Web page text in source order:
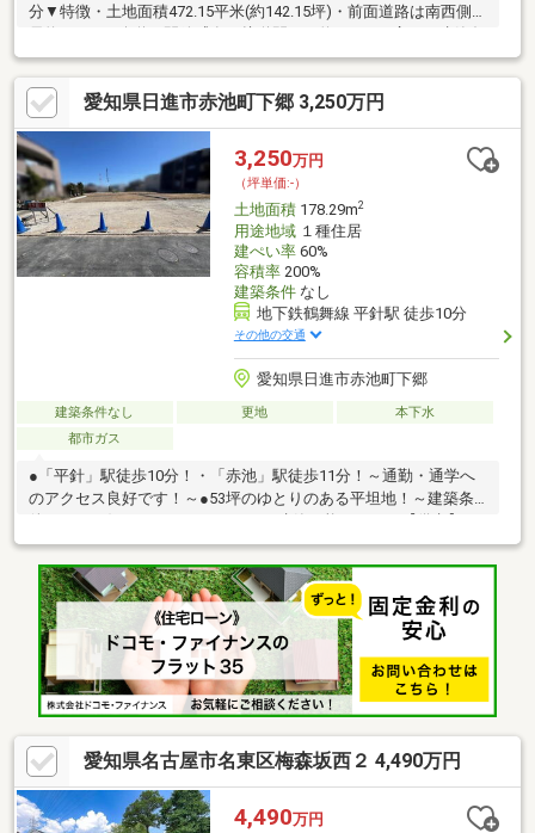
分▼特徴・土地面積472.15平米(約142.15坪)・前面道路は南西側幅
件付宅地販売ではありません・広々とした敷地につき、プランの
幅が広がります・周辺は既に建物があり、近隣状況を考慮した設
計が可能・現況古家有、解体後更地にて引渡し▼周辺環境・名古
屋市立平針小学校 徒歩2分(約110m)・ピアゴ平針店 徒歩9分(約
660m)■ ご希望の住まい探しをお手伝いします ━━━━━・・・
物件の詳細・ご相談はお気軽にお問い合わせください。
愛知県日進市赤池町下郷 3,250万円
3,250万円
（坪単価:-）
土地面積178.29m2
用途地域１種住居
建ぺい率60%
容積率200%
建築条件なし
地下鉄鶴舞線 平針駅 徒歩10分
その他の交通
愛知県日進市赤池町下郷
建築条件なし 更地
本下水
都市ガス
●「平針」駅徒歩10分！・「赤池」駅徒歩11分！～通勤・通学へ
のアクセス良好です！～●53坪のゆとりのある平坦地！～建築条
件なし！お好きなハウスメーカーで建築可能です！～【備考】・
セットバック面積は概算です。不動産は現地・現物が大切です。
図面や写真だけでは分からないことがございます。お客様にはぜ
ひ現地を見ていただきたく思います。実際に足を運んでいただく
と、現地の状況や周辺の環境等を感じていただけます。不動産の
プロとして資金計画やマーケットに関するご説明差し上げます。
ご遠慮なくご相談ください。
愛知県名古屋市名東区梅森坂西２ 4,490万円
4,490万円